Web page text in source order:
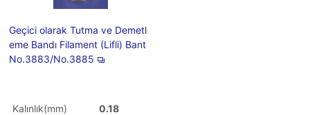
Geçici olarak Tutma ve Demetl
eme Bandı Filament (Lifli) Bant
No.3883/No.3885
Kalınlık(mm)
0.18